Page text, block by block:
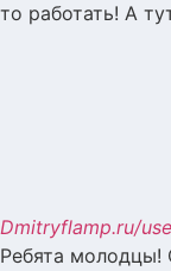
то работать! А
Dmitryflamp.ru/
Ребята молодцы!